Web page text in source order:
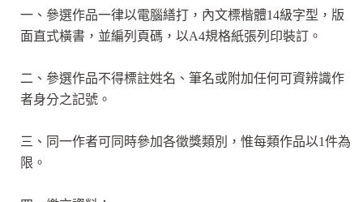
一、參選作品一律以電腦繕打，內文標楷體14級字型，版
面直式橫書，並編列頁碼，以A4規格紙張列印裝訂。
二、參選作品不得標註姓名、筆名或附加任何可資辨識作
者身分之記號。
三、同一作者可同時參加各徵獎類別，惟每類作品以1件為
限。